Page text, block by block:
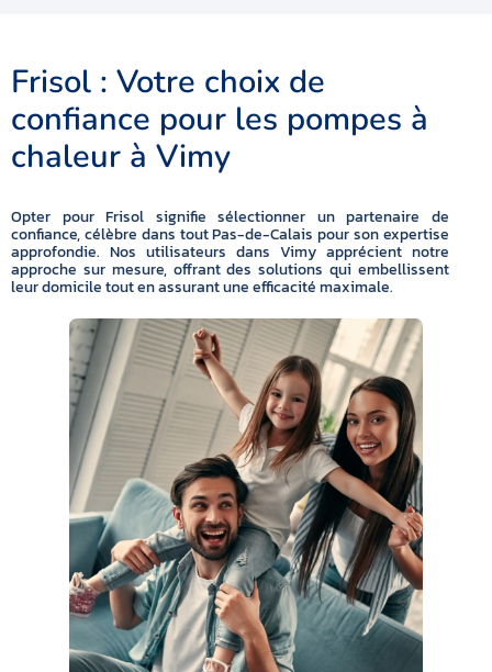
Frisol : Votre choix de
confiance pour les pompes à
chaleur à Vimy
Opter pour Frisol signifie sélectionner un partenaire de
confiance, célèbre dans tout Pas-de-Calais pour son expertise
approfondie. Nos utilisateurs dans Vimy apprécient notre
approche sur mesure, offrant des solutions qui embellissent
leur domicile tout en assurant une efficacité maximale.